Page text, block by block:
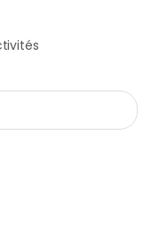
rose quantity